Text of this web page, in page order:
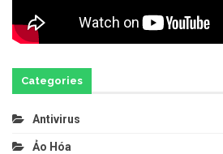
Categories
Antivirus
Ảo Hóa